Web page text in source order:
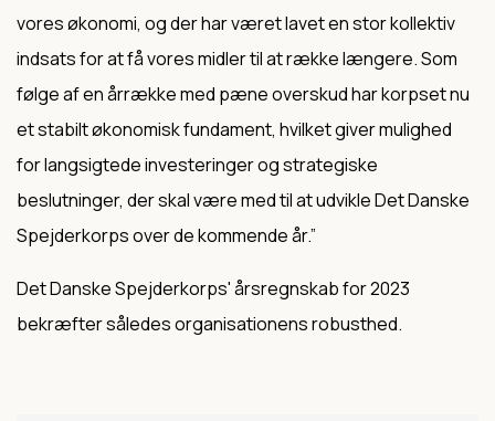
vores økonomi, og der har været lavet en stor kollektiv
indsats for at få vores midler til at række længere. Som
følge af en årrække med pæne overskud har korpset nu
et stabilt økonomisk fundament, hvilket giver mulighed
for langsigtede investeringer og strategiske
beslutninger, der skal være med til at udvikle Det Danske
Spejderkorps over de kommende år.”
Det Danske Spejderkorps' årsregnskab for 2023
bekræfter således organisationens robusthed.